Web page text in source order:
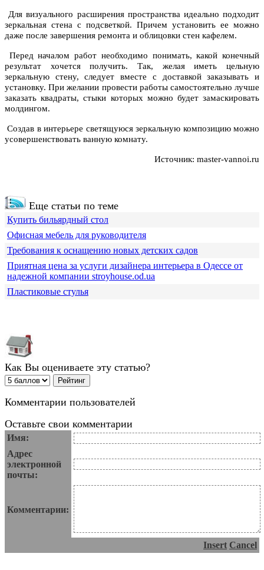
Для визуального расширения пространства идеально подходит
зеркальная стена с подсветкой. Причем установить ее можно
даже после завершения ремонта и облицовки стен кафелем.
Перед началом работ необходимо понимать, какой конечный
результат хочется получить. Так, желая иметь цельную
зеркальную стену, следует вместе с доставкой заказывать и
установку. При желании провести работы самостоятельно лучше
заказать квадраты, стыки которых можно будет замаскировать
молдингом.
Создав в интерьере светящуюся зеркальную композицию можно
усовершенствовать ванную комнату.
Источник: master-vannoi.ru
Еще статьи по теме
Купить бильярдный стол
Офисная мебель для руководителя
Требования к оснащению новых детских садов
Приятная цена за услуги дизайнера интерьера в Одессе от
надежной компании stroyhouse.od.ua
Пластиковые стулья
Как Вы оцениваете эту статью?
Комментарии пользователей
Оставьте свои комментарии
Имя:
Адрес
электронной
почты:
Комментарии:
Insert Cancel